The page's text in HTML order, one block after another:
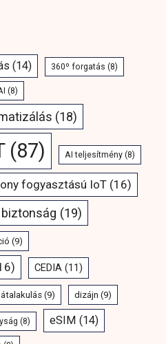
(14) 360º forgatás (8)
(8)
(18)
(87) AI teljesítmény (8)
fogyasztású IoT (16)
(19)
(9)
CEDIA (11)
(9) dizájn (9)
(8) eSIM (14)